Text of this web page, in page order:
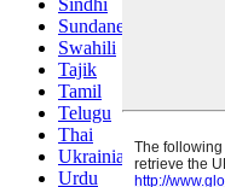
Sundanese
Swahili
Tajik
Tamil
Telugu
Thai
Ukrainian
Urdu